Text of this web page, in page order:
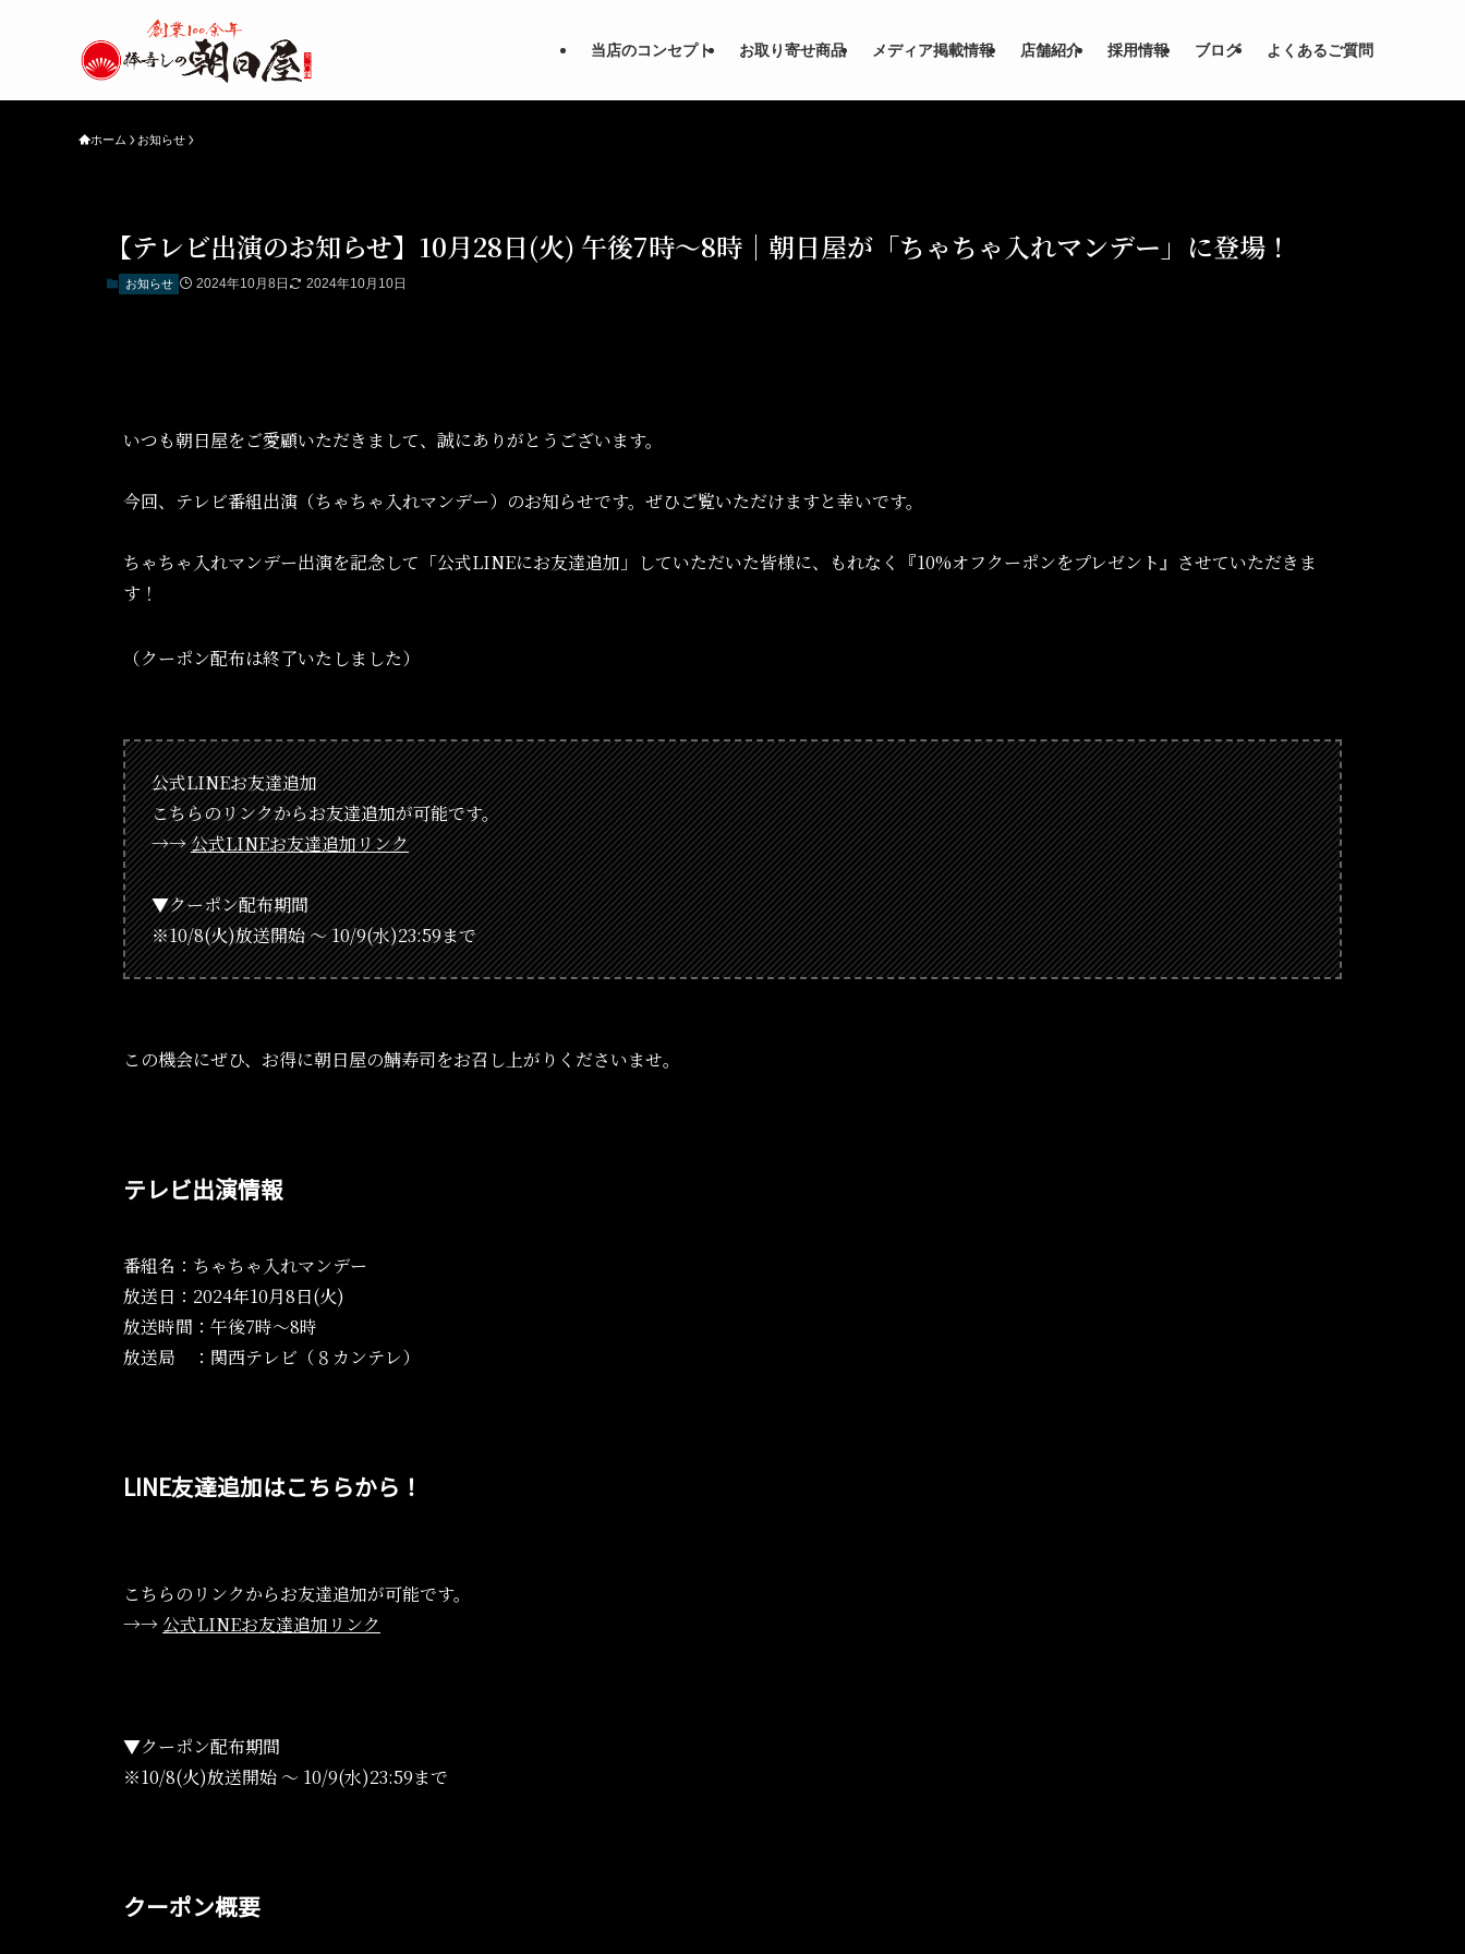
当店のコンセプト お取り寄せ商品 メディア掲載情報 店舗紹介 採用情報 ブログ よくあるご質問
ホーム お知らせ
【テレビ出演のお知らせ】10月28日(火) 午後7時～8時｜朝日屋が「ちゃちゃ入れマンデー」に登場！
お知らせ 2024年10月8日 2024年10月10日
いつも朝日屋をご愛顧いただきまして、誠にありがとうございます。
今回、テレビ番組出演（ちゃちゃ入れマンデー）のお知らせです。ぜひご覧いただけますと幸いです。
ちゃちゃ入れマンデー出演を記念して「公式LINEにお友達追加」していただいた皆様に、もれなく『10%オフクーポンをプレゼント』させていただきま
す！
（クーポン配布は終了いたしました）
公式LINEお友達追加
こちらのリンクからお友達追加が可能です。
→→公式LINEお友達追加リンク
▼クーポン配布期間
※10/8(火)放送開始 〜 10/9(水)23:59まで
この機会にぜひ、お得に朝日屋の鯖寿司をお召し上がりくださいませ。
テレビ出演情報
番組名：ちゃちゃ入れマンデー
放送日：2024年10月8日(火)
放送時間：午後7時～8時
放送局 ：関西テレビ（８カンテレ）
LINE友達追加はこちらから！
こちらのリンクからお友達追加が可能です。
→→ 公式LINEお友達追加リンク
▼クーポン配布期間
※10/8(火)放送開始 〜 10/9(水)23:59まで
クーポン概要